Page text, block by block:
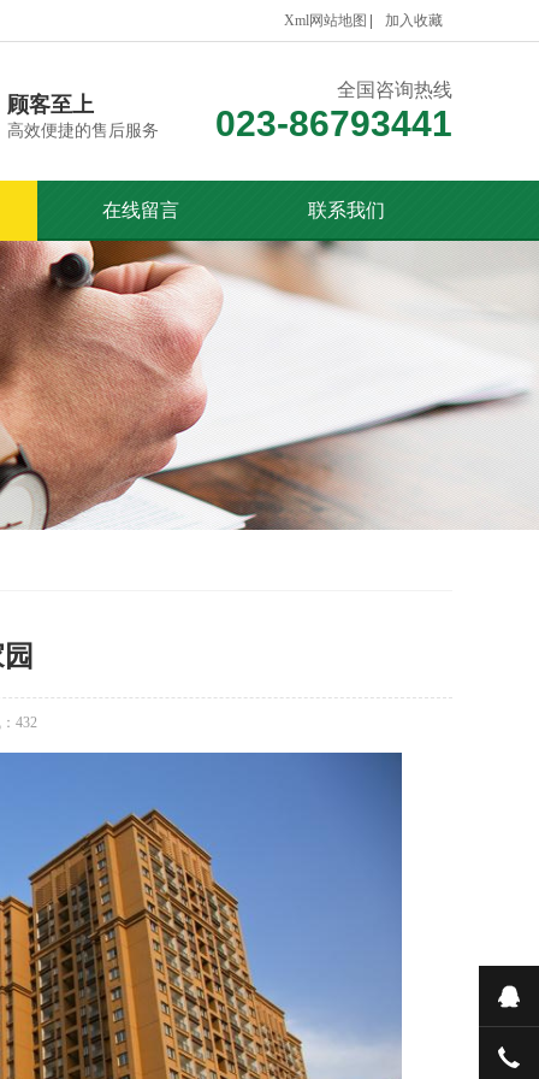
Xml网站地图 加入收藏
顾客至上
高效便捷的售后服务
全国咨询热线
023-86793441
在线留言 联系我们
432
在